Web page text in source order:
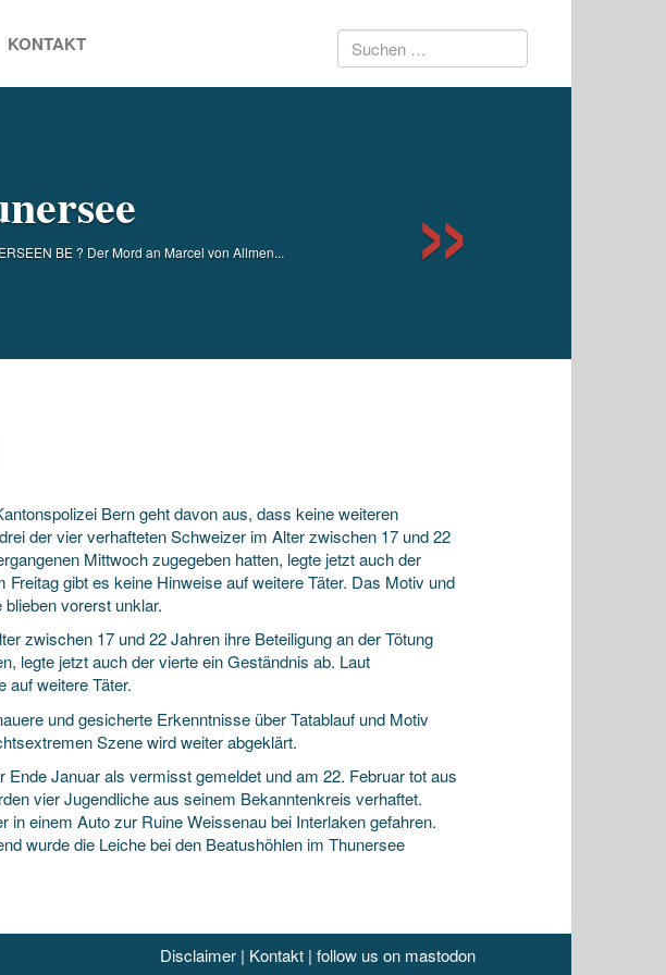
KONTAKT Suchen
BE ? Der Mord an Marcel von Allmen...
Bern geht davon aus, dass keine weiteren
der vier verhafteten Schweizerim Alter zwischen 17 und 22
Mittwoch zugegeben hatten, legte jetzt auch der
gibt es keine Hinweise auf weitere Täter. Das Motiv und
vorerst unklar.
zwischen 17 und 22 Jahren ihre Beteiligung an der Tötung
legte jetzt auch der vierte ein Geständnis ab. Laut
auf weitere Täter.
und gesicherte Erkenntnisse über Tatablauf und Motiv
Szene wird weiter abgeklärt.
Januar als vermisst gemeldet und am 22. Februar tot aus
vier Jugendliche aus seinem Bekanntenkreis verhaftet.
einem Auto zur Ruine Weissenau bei Interlaken gefahren.
wurde die Leiche bei den Beatushöhlen im Thunersee
Disclaimer| Kontakt| follow us on mastodon